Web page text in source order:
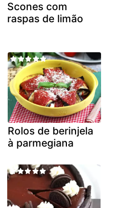
Scones com
raspas de limão
Rolos de berinjela
à parmegiana